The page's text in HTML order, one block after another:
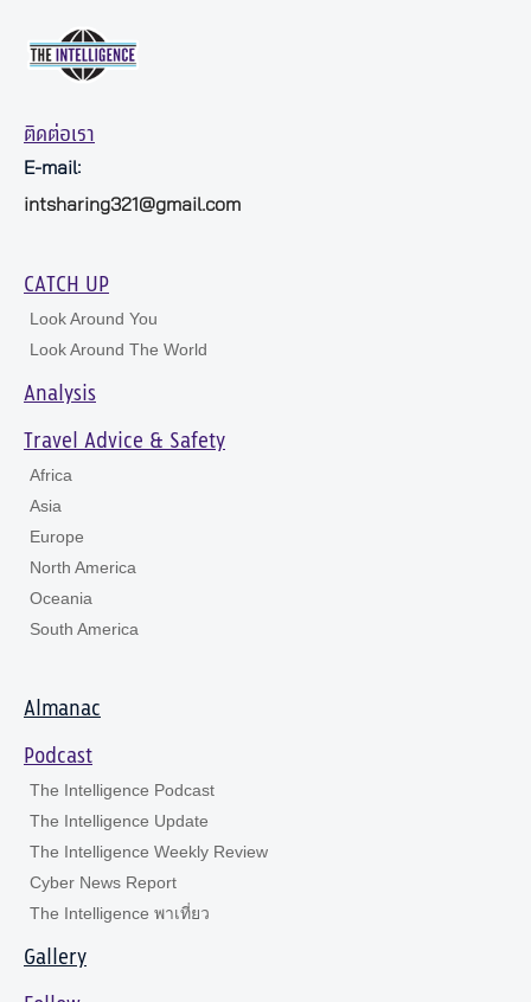
ติดต่อเรา
E-mail:
intsharing321@gmail.com
CATCH UP
Look Around You
Look Around The World
Analysis
Travel Advice & Safety
Africa
Asia
Europe
North America
Oceania
South America
Almanac
Podcast
The Intelligence Podcast
The Intelligence Update
The Intelligence Weekly Review
Cyber News Report
The Intelligence พาเที่ยว
Gallery